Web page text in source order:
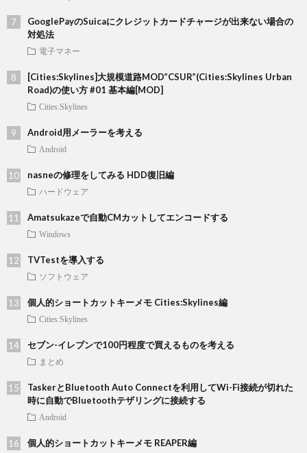
GooglePayのSuicaにクレジットカードチャージが出来ない場合の
対処法
電子マネー
[Cities:Skylines]大規模道路MOD”CSUR”(Cities:Skylines Urban
Road)の使い方 #01 基本編[MOD]
Cities:Skylines
Android用メーラーを考える
Android
nasneの修理をしてみる HDD復旧編
ハードウェア
Amatsukazeで自動CMカットしてエンコードする
Windows
TVTestを導入する
ソフトウェア
個人的ショートカットキーメモ Cities:Skylines編
Cities:Skylines
セブン-イレブンで100円程度で買えるものを考える
まとめ
TaskerとBluetooth Auto Connectを利用してWi-Fi接続が切れた
時に自動でBluetoothテザリングに接続する
Android
個人的ショートカットキーメモ REAPER編